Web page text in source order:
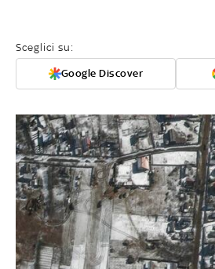
Sceglici su:
Google Discover